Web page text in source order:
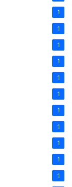
1
1
1
1
1
1
1
1
1
1
1